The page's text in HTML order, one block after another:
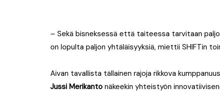
– Sekä bisneksessä että taiteessa tarvitaan
on lopulta paljon yhtäläisyyksiä, miettii SHIFTin
Aivan tavallista tällainen rajoja rikkova
Jussi Merikanto näkeekin yhteistyön